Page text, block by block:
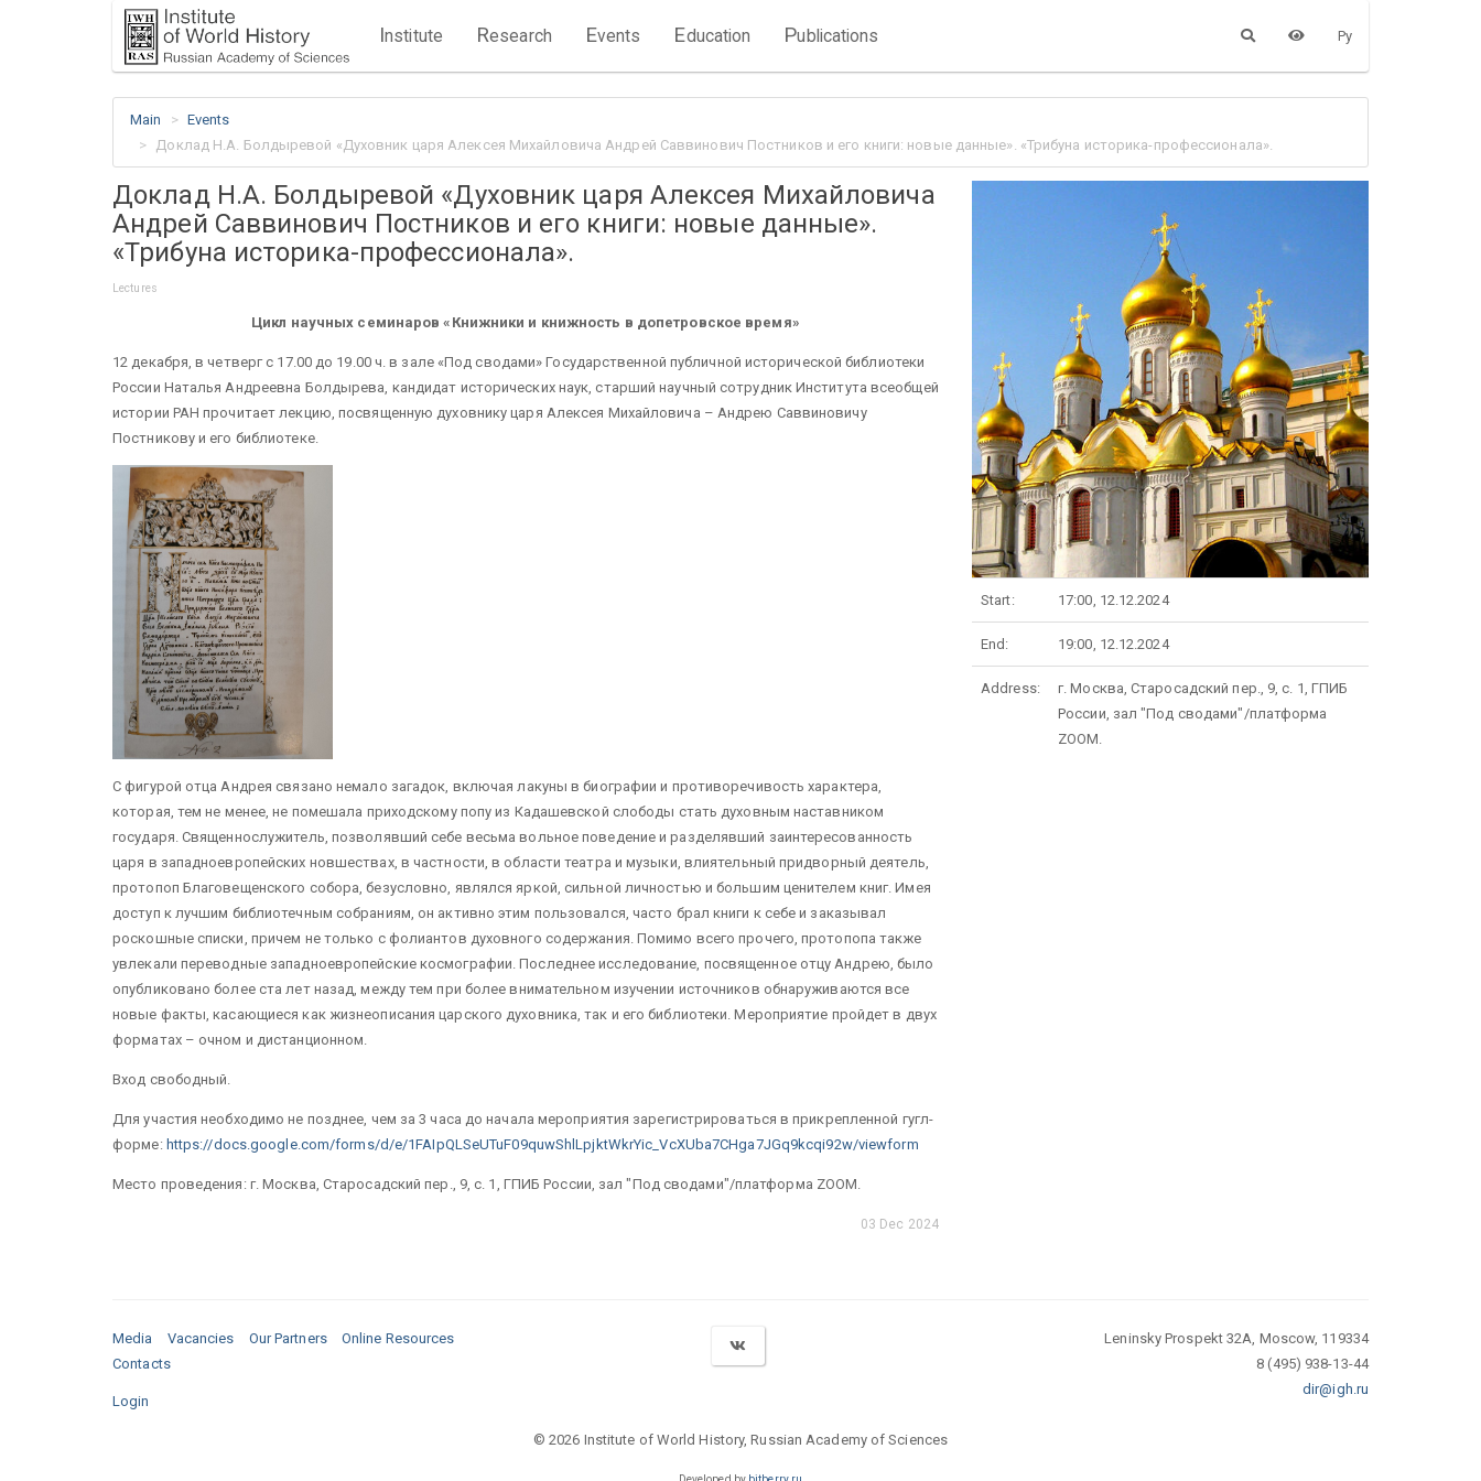
Institute Research Events Education Publications Ру
Main
Events
Доклад Н.А. Болдыревой «Духовник царя Алексея Михайловича Андрей Саввинович Постников и его книги: новые данные». «Трибуна историка-профессионала».
Доклад Н.А. Болдыревой «Духовник царя Алексея Михайловича
Андрей Саввинович Постников и его книги: новые данные».
«Трибуна историка-профессионала».
Lectures
Цикл научных семинаров «Книжники и книжность в допетровское время»
12 декабря, в четверг с 17.00 до 19.00 ч. в зале «Под сводами» Государственной публичной исторической библиотеки
России Наталья Андреевна Болдырева, кандидат исторических наук, старший научный сотрудник Института всеобщей
истории РАН прочитает лекцию, посвященную духовнику царя Алексея Михайловича – Андрею Саввиновичу
Постникову и его библиотеке.
С фигурой отца Андрея связано немало загадок, включая лакуны в биографии и противоречивость характера,
которая, тем не менее, не помешала приходскому попу из Кадашевской слободы стать духовным наставником
государя. Священнослужитель, позволявший себе весьма вольное поведение и разделявший заинтересованность
царя в западноевропейских новшествах, в частности, в области театра и музыки, влиятельный придворный деятель,
протопоп Благовещенского собора, безусловно, являлся яркой, сильной личностью и большим ценителем книг. Имея
доступ к лучшим библиотечным собраниям, он активно этим пользовался, часто брал книги к себе и заказывал
роскошные списки, причем не только с фолиантов духовного содержания. Помимо всего прочего, протопопа также
увлекали переводные западноевропейские космографии. Последнее исследование, посвященное отцу Андрею, было
опубликовано более ста лет назад, между тем при более внимательном изучении источников обнаруживаются все
новые факты, касающиеся как жизнеописания царского духовника, так и его библиотеки. Мероприятие пройдет в двух
форматах – очном и дистанционном.
Вход свободный.
Для участия необходимо не позднее, чем за 3 часа до начала мероприятия зарегистрироваться в прикрепленной гугл-
форме: https://docs.google.com/forms/d/e/1FAIpQLSeUTuF09quwShlLpjktWkrYic_VcXUba7CHga7JGq9kcqi92w/viewform
Место проведения: г. Москва, Старосадский пер., 9, с. 1, ГПИБ России, зал "Под сводами"/платформа ZOOM.
03 Dec 2024
Start: 17:00, 12.12.2024
End: 19:00, 12.12.2024
Address:
г. Москва, Старосадский пер., 9, с. 1, ГПИБ
России, зал "Под сводами"/платформа
ZOOM.
Media Vacancies Our Partners
Online Resources
Contacts
Login
Leninsky Prospekt 32A, Moscow, 119334
8 (495) 938-13-44
dir@igh.ru
© 2026 Institute of World History, Russian Academy of Sciences